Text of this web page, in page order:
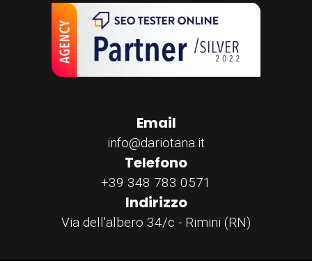
Email
info@dariotana.it
Telefono
+39 348 783 0571
Indirizzo
Via dell'albero 34/c - Rimini (RN)